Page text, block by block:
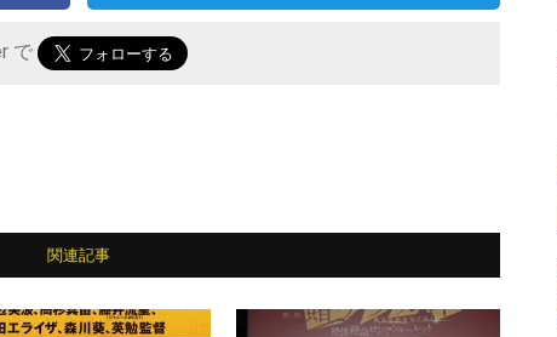
で
関連記事